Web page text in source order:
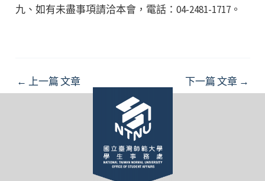
九、如有未盡事項請洽本會，電話：04-2481-1717。
Post
navigation
← 上一篇 文章 下一篇 文章 →